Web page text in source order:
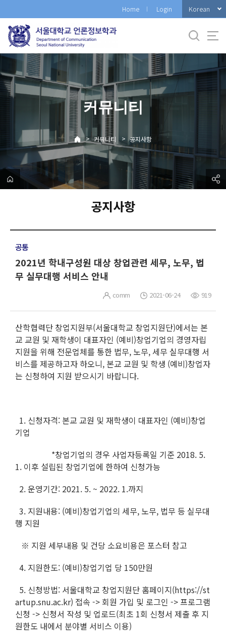
로
메
Home Login Korean
커뮤니티
> 커뮤니티 > 공지사항
공지사항
공통
2021년 학내구성원 대상 창업관련 세무, 노무, 법
무 실무대행 서비스 안내
comm 2021-06-24 919
산학협력단 창업지원부(서울대학교 창업지원단)에서는 본
교 교원 및 재학생이 대표자인 (예비)창업기업의 경영자립
지원을 위해 전문업체를 통한 법무, 노무, 세무 실무대행 서
비스를 제공하고자 하오니, 본교 교원 및 학생 (예비)창업자
는 신청하여 지원 받으시기 바랍니다.
1. 신청자격: 본교 교원 및 재학생이 대표자인 (예비)창업
기업
*창업기업의 경우 사업자등록일 기준 2018. 5.
1. 이후 설립된 창업기업에 한하여 신청가능
2. 운영기간: 2021. 5. ~ 2022. 1.까지
3. 지원내용: (예비)창업기업의 세무, 노무, 법무 등 실무대
행 지원
※ 지원 세부내용 및 건당 소요비용은 포스터 참고
4. 지원한도: (예비)창업기업 당 150만원
5. 신청방법: 서울대학교 창업지원단 홈페이지(https://st
artup.snu.ac.kr) 접속 -> 회원 가입 및 로그인 -> 프로그램
신청 -> 신청서 작성 및 업로드(최초 1회 신청서 제출 후 지
원한도 내에서 분야별 서비스 이용)